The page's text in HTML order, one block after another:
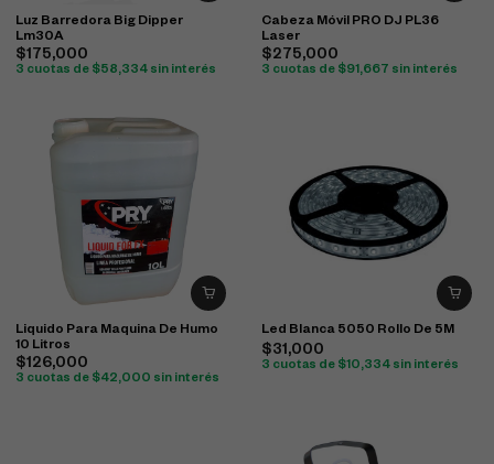
Luz Barredora Big Dipper
Lm30A
$175,000
3 cuotas de $58,334 sin interés
Cabeza Móvil PRO DJ PL36
Laser
$275,000
3 cuotas de $91,667 sin interés
Liquido Para Maquina De Humo
10 Litros
$126,000
3 cuotas de $42,000 sin interés
Led Blanca 5050 Rollo De 5M
$31,000
3 cuotas de $10,334 sin interés